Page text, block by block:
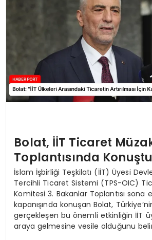
Bolat, İİT Ticaret
Toplantısında Konuştu
İslam İşbirliği Teşkilatı (İİT) Üyesi
Tercihli Ticaret Sistemi (TPS-OIC)
Komitesi 3. Bakanlar Toplantısı sona
kapanışında konuşan Bolat,
gerçekleşen bu önemli etkinliğin İİT
araya gelmesine vesile olduğunu